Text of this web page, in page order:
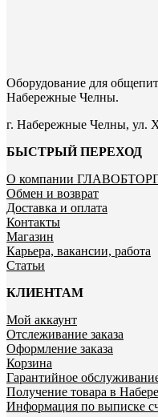
Оборудование для
Набережные Челны.
г. Набережные Челны, ул.
БЫСТРЫЙ ПЕРЕХОД
О компании ГЛАВОБТОРГ
Обмен и возврат
Доставка и оплата
Контакты
Магазин
Карьера, вакансии, работа
Статьи
КЛИЕНТАМ
Мой аккаунт
Отслеживание заказа
Оформление заказа
Корзина
Гарантийное
Получение товара в
Информация по выписке